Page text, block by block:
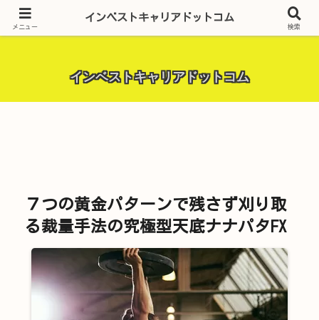
昨今話題の投資全般・金融関連全般・ＦＸトレード全般・生活に役立つ情報・
インベストキャリアドットコム
７つの黄金パターンで残さず刈り取
る裁量手法の究極型天底ナナパタFX
メニュー
インベストキャリアドットコム
検索